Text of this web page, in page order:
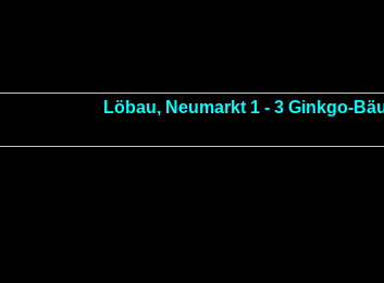
Löbau, Neumarkt 1 - 3 Ginkgo-